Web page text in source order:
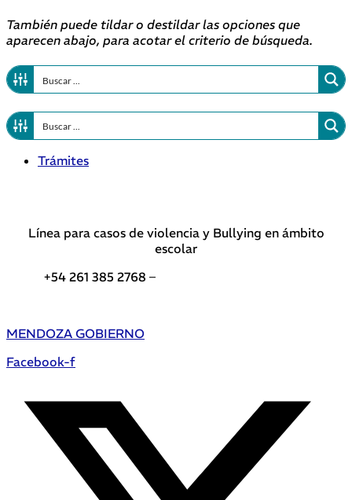
También puede tildar o destildar las opciones que
aparecen abajo, para acotar el criterio de búsqueda.
Trámites
Línea para casos de violencia y Bullying en ámbito
escolar
+54 261 385 2768 –
MENDOZA GOBIERNO
Facebook-f